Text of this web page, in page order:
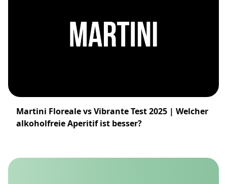
Martini Floreale vs Vibrante Test 2025 | Welcher
alkoholfreie Aperitif ist besser?